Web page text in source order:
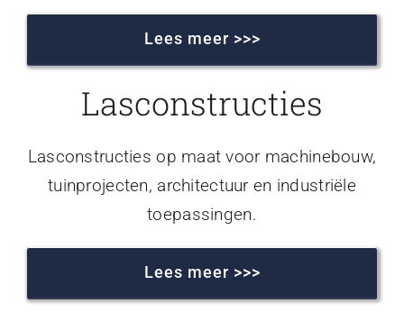
Lees meer >>>
Lasconstructies
Lasconstructies op maat voor machinebouw,
tuinprojecten, architectuur en industriële
toepassingen.
Lees meer >>>